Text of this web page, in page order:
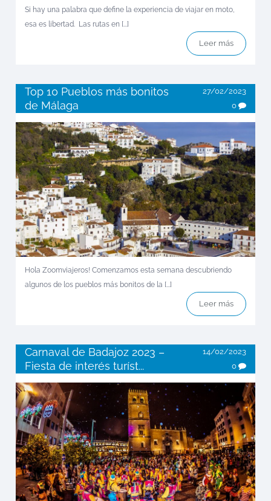
Si hay una palabra que define la experiencia de viajar en moto,
esa es libertad. Las rutas en [...]
Leer más
Top 10 Pueblos más bonitos
de Málaga
27/02/2023
0
Hola Zoomviajeros! Comenzamos esta semana descubriendo
algunos de los pueblos más bonitos de la [...]
Leer más
Carnaval de Badajoz 2023 –
Fiesta de interés turíst...
14/02/2023
0